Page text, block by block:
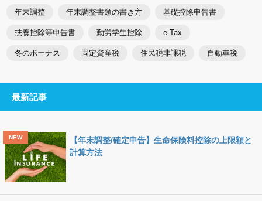
年末調整 年末調整書類の書き方 基礎控除申告書
扶養控除等申告書 勤労学生控除 e-Tax
冬のボーナス 固定資産税 住民税非課税 自動車税
最新記事
【年末調整/確定申告】生命保険料控除の上限額と
計算方法